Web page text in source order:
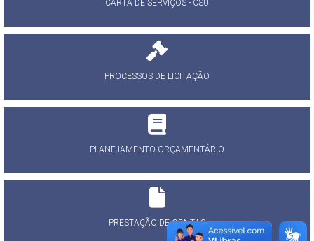
CARTA DE SERVIÇOS - CSU
PROCESSOS DE LICITAÇÃO
PLANEJAMENTO ORÇAMENTÁRIO
PRESTAÇÃO DE CONTAS